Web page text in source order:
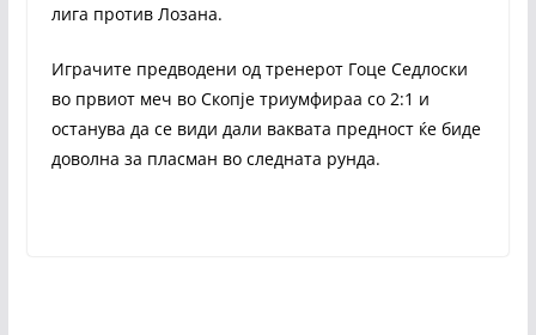
лига против Лозана.
Играчите предводени од тренерот Гоце Седлоски
во првиот меч во Скопје триумфираа со 2:1 и
останува да се види дали ваквата предност ќе биде
доволна за пласман во следната рунда.